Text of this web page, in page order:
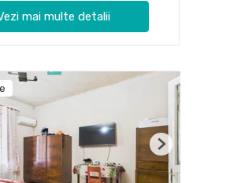
mai multe detalii
Next